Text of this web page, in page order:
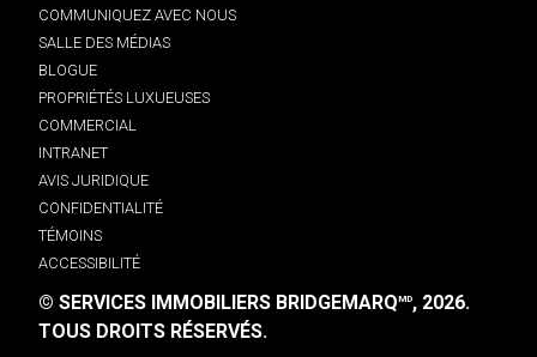
COMMUNIQUEZ AVEC NOUS
SALLE DES MÉDIAS
BLOGUE
PROPRIÉTÉS LUXUEUSES
COMMERCIAL
INTRANET
AVIS JURIDIQUE
CONFIDENTIALITÉ
TÉMOINS
ACCESSIBILITÉ
© SERVICES IMMOBILIERS BRIDGEMARQMD, 2026.
TOUS DROITS RÉSERVÉS.